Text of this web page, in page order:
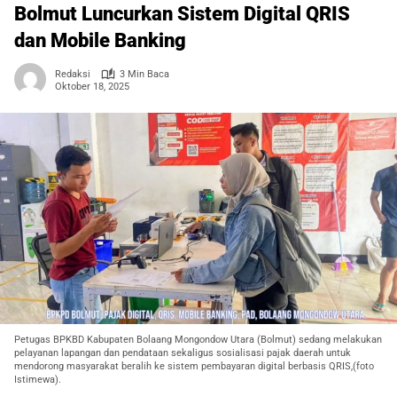
Bolmut Luncurkan Sistem Digital QRIS
dan Mobile Banking
Redaksi
3 Min Baca
Oktober 18, 2025
Petugas BPKBD Kabupaten Bolaang Mongondow Utara (Bolmut) sedang melakukan
pelayanan lapangan dan pendataan sekaligus sosialisasi pajak daerah untuk
mendorong masyarakat beralih ke sistem pembayaran digital berbasis QRIS,(foto
Istimewa).